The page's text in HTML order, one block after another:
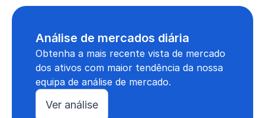
Análise de mercados diária
Obtenha a mais recente vista de mercado
dos ativos com maior tendência da nossa
equipa de análise de mercado.
Ver análise